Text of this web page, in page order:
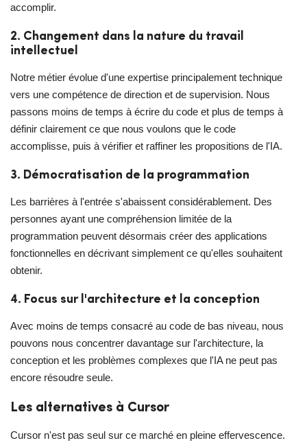
accomplir.
2. Changement dans la nature du travail
intellectuel
Notre métier évolue d'une expertise principalement technique
vers une compétence de direction et de supervision. Nous
passons moins de temps à écrire du code et plus de temps à
définir clairement ce que nous voulons que le code
accomplisse, puis à vérifier et raffiner les propositions de l'IA.
3. Démocratisation de la programmation
Les barrières à l'entrée s'abaissent considérablement. Des
personnes ayant une compréhension limitée de la
programmation peuvent désormais créer des applications
fonctionnelles en décrivant simplement ce qu'elles souhaitent
obtenir.
4. Focus sur l'architecture et la conception
Avec moins de temps consacré au code de bas niveau, nous
pouvons nous concentrer davantage sur l'architecture, la
conception et les problèmes complexes que l'IA ne peut pas
encore résoudre seule.
Les alternatives à Cursor
Cursor n'est pas seul sur ce marché en pleine effervescence.